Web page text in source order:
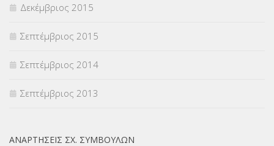
Δεκέμβριος 2015
Σεπτέμβριος 2015
Σεπτέμβριος 2014
Σεπτέμβριος 2013
ΑΝΑΡΤΉΣΕΙΣ ΣΧ. ΣΥΜΒΟΎΛΩΝ